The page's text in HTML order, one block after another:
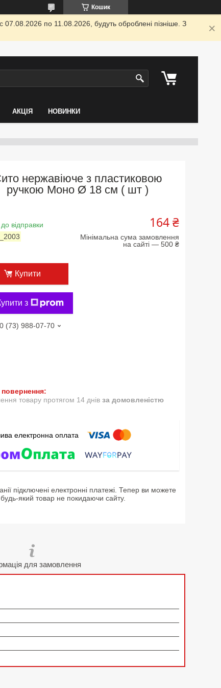
Кошик
07.08.2026 по 11.08.2026, будуть оброблені пізніше. З
АКЦІЯ НОВИНКИ
нержавіюче з пластиковою
ручкою Моно Ø 18 см ( шт )
відправки
164 ₴
Мінімальна сума замовлення
на сайті — 500 ₴
Купити
з
(73) 988-07-70
товару протягом 14 днів за домовленістю
підключені електронні платежі. Тепер ви можете
будь-який товар не покидаючи сайту.
для замовлення